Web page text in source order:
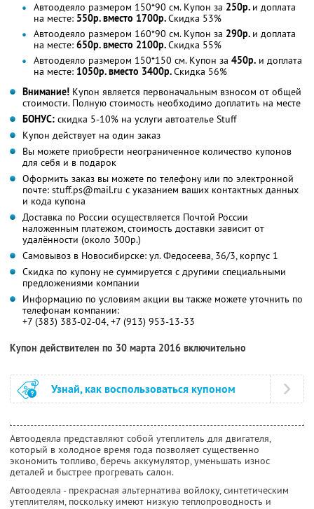
Автоодеяло размером 150*90 см. Купон за 250р. и доплата
на месте: 550р. вместо 1700р.Скидка 53%
Автоодеяло размером 160*90 см. Купон за 290р. и доплата
на месте: 650р. вместо 2100р.Скидка 55%
Автоодеяло размером 150*150 см. Купон за 450р. и доплата
на месте: 1050р. вместо 3400р.Скидка 56%
Внимание! Купон является первоначальным взносом от общей
стоимости. Полную стоимость необходимо доплатить на месте
БОНУС: скидка 5-10% на услуги автоателье Stuff
Купон действует на один заказ
Вы можете приобрести неограниченное количество купонов
для себя и в подарок
Оформить заказ вы можете по телефону или по электронной
почте: stuff.ps@mail.ru с указанием ваших контактных данных
и кода купона
Доставка по России осуществляется Почтой России
наложенным платежом, стоимость доставки зависит от
удалённости (около 300р.)
Самовывоз в Новосибирске: ул. Федосеева, 36/3, корпус 1
Скидка по купону не суммируется с другими специальными
предложениями компании
Информацию по условиям акции вы также можете уточнить по
телефонам компании:
+7 (383) 383-02-04, +7 (913) 953-13-33
Купон действителен по 30 марта 2016 включительно
Узнай, как воспользоваться купоном
Автоодеяла представляют собой утеплитель для двигателя,
который в холодное время года позволяет существенно
экономить топливо, беречь аккумулятор, уменьшать износ
деталей и быстрее прогревать салон.
Автоодеяла - прекрасная альтернатива войлоку, синтетическим
утеплителям, поскольку имеют низкую теплопроводность и